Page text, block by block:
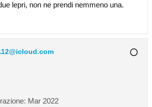
lepri, non ne prendi nemmeno una.
Mar 2022